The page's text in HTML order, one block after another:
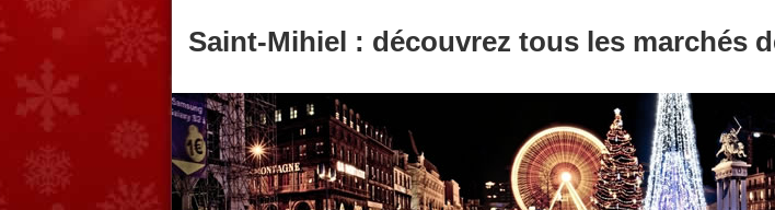
Saint-Mihiel : découvrez tous les marchés